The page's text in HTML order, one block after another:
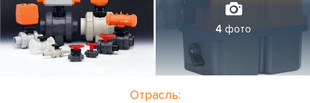
4 фото
Отрасль: